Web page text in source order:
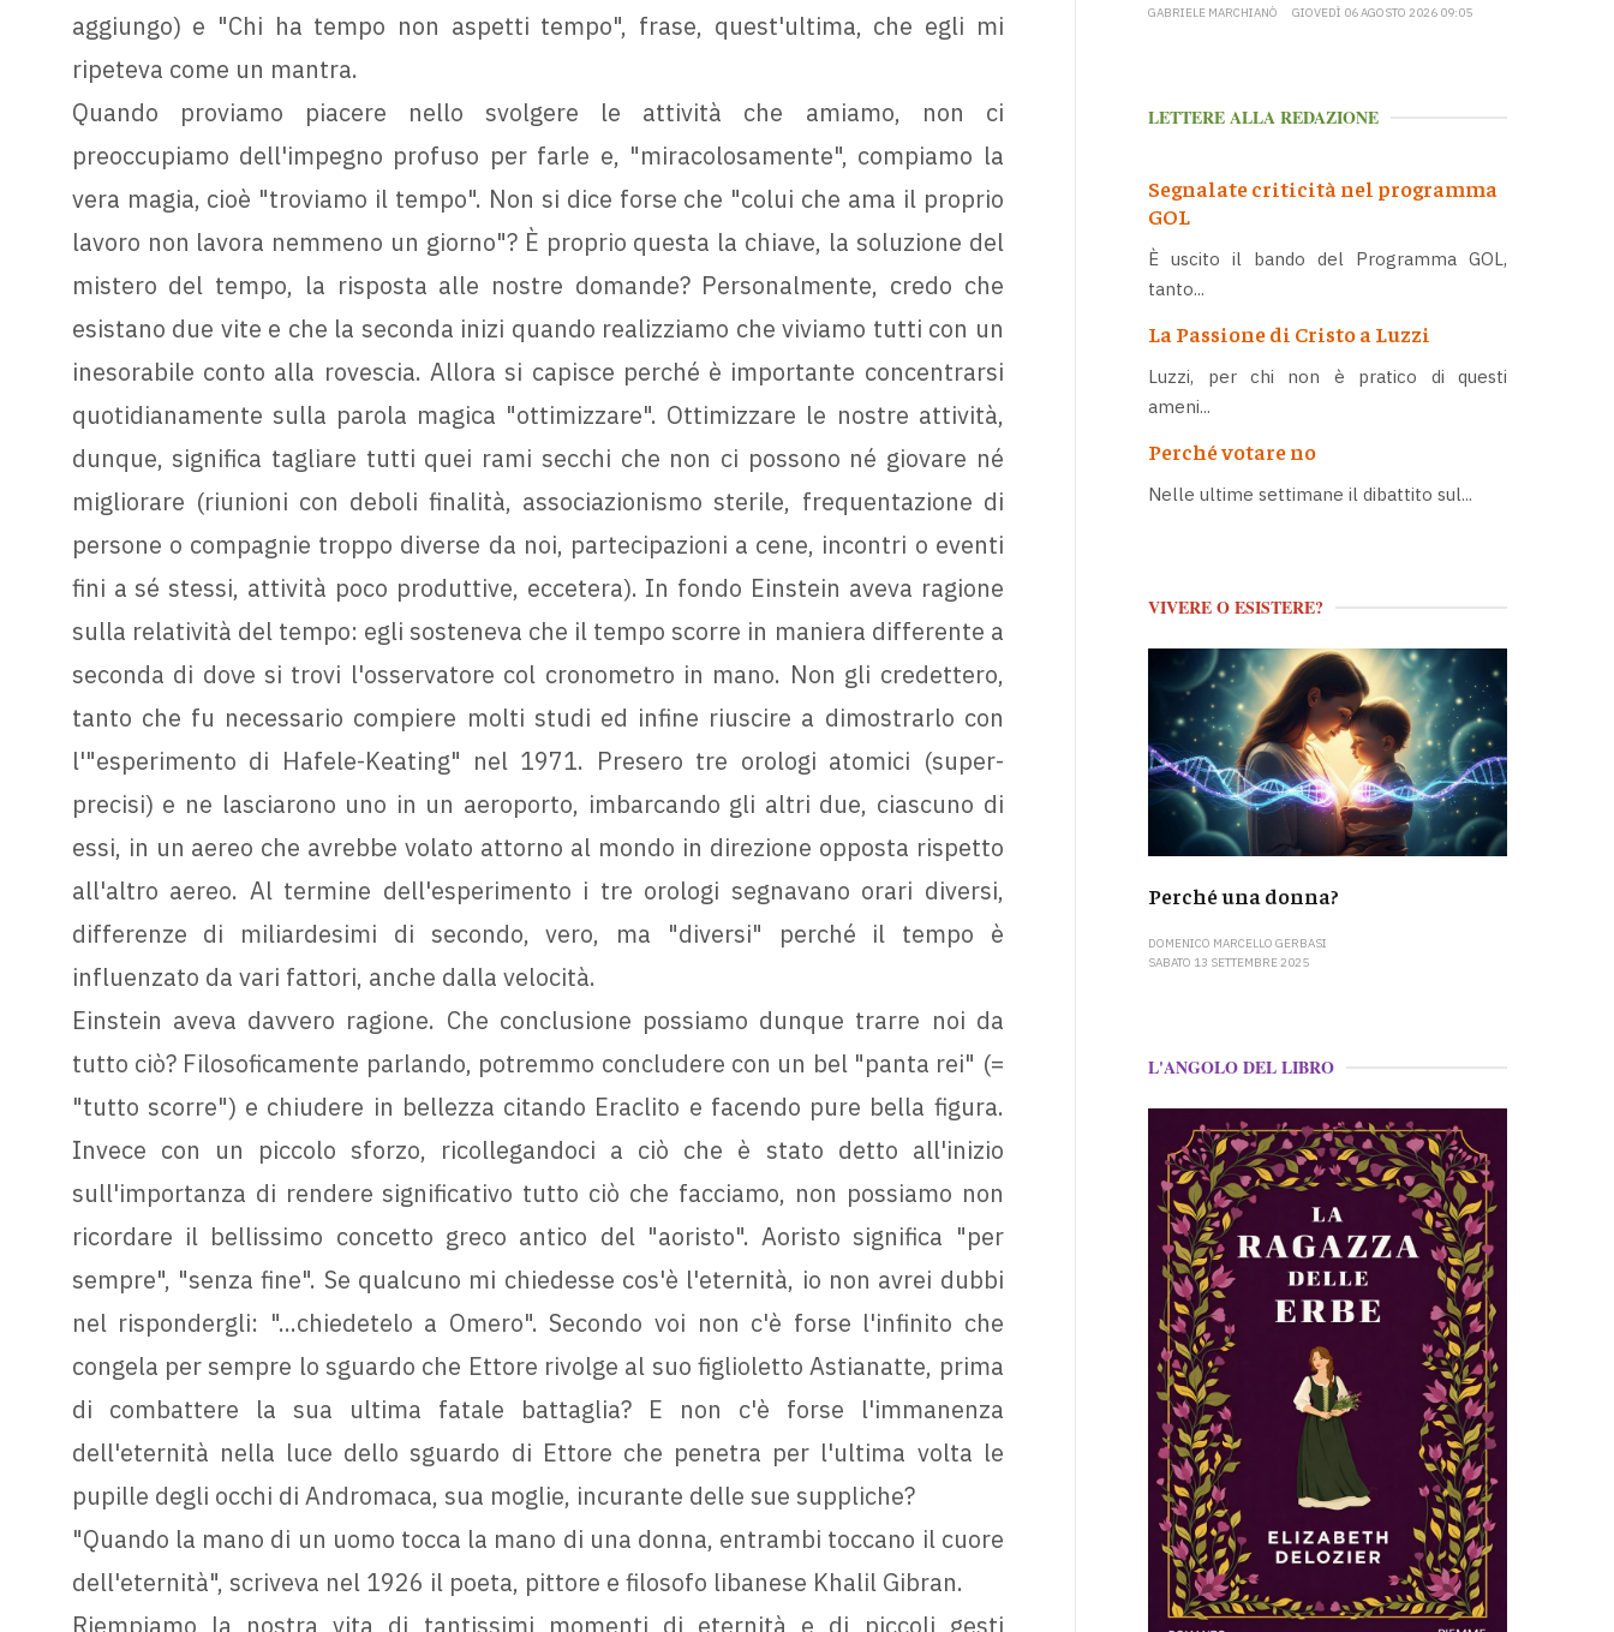
aggiungo) e "Chi ha tempo non aspetti tempo", frase, quest'ultima, che egli mi
ripeteva come un mantra.
Quando proviamo piacere nello svolgere le attività che amiamo, non ci
preoccupiamo dell'impegno profuso per farle e, "miracolosamente", compiamo la
vera magia, cioè "troviamo il tempo". Non si dice forse che "colui che ama il proprio
lavoro non lavora nemmeno un giorno"? È proprio questa la chiave, la soluzione del
mistero del tempo, la risposta alle nostre domande? Personalmente, credo che
esistano due vite e che la seconda inizi quando realizziamo che viviamo tutti con un
inesorabile conto alla rovescia. Allora si capisce perché è importante concentrarsi
quotidianamente sulla parola magica "ottimizzare". Ottimizzare le nostre attività,
dunque, significa tagliare tutti quei rami secchi che non ci possono né giovare né
migliorare (riunioni con deboli finalità, associazionismo sterile, frequentazione di
persone o compagnie troppo diverse da noi, partecipazioni a cene, incontri o eventi
fini a sé stessi, attività poco produttive, eccetera). In fondo Einstein aveva ragione
sulla relatività del tempo: egli sosteneva che il tempo scorre in maniera differente a
seconda di dove si trovi l'osservatore col cronometro in mano. Non gli credettero,
tanto che fu necessario compiere molti studi ed infine riuscire a dimostrarlo con
l'"esperimento di Hafele-Keating" nel 1971. Presero tre orologi atomici (super-
precisi) e ne lasciarono uno in un aeroporto, imbarcando gli altri due, ciascuno di
essi, in un aereo che avrebbe volato attorno al mondo in direzione opposta rispetto
all'altro aereo. Al termine dell'esperimento i tre orologi segnavano orari diversi,
differenze di miliardesimi di secondo, vero, ma "diversi" perché il tempo è
influenzato da vari fattori, anche dalla velocità.
Einstein aveva davvero ragione. Che conclusione possiamo dunque trarre noi da
tutto ciò? Filosoficamente parlando, potremmo concludere con un bel "panta rei" (=
"tutto scorre") e chiudere in bellezza citando Eraclito e facendo pure bella figura.
Invece con un piccolo sforzo, ricollegandoci a ciò che è stato detto all'inizio
sull'importanza di rendere significativo tutto ciò che facciamo, non possiamo non
ricordare il bellissimo concetto greco antico del "aoristo". Aoristo significa "per
sempre", "senza fine". Se qualcuno mi chiedesse cos'è l'eternità, io non avrei dubbi
nel rispondergli: "...chiedetelo a Omero". Secondo voi non c'è forse l'infinito che
congela per sempre lo sguardo che Ettore rivolge al suo figlioletto Astianatte, prima
di combattere la sua ultima fatale battaglia? E non c'è forse l'immanenza
dell'eternità nella luce dello sguardo di Ettore che penetra per l'ultima volta le
pupille degli occhi di Andromaca, sua moglie, incurante delle sue suppliche?
"Quando la mano di un uomo tocca la mano di una donna, entrambi toccano il cuore
dell'eternità", scriveva nel 1926 il poeta, pittore e filosofo libanese Khalil Gibran.
Riempiamo la nostra vita di tantissimi momenti di eternità e di piccoli gesti
GABRIELE MARCHIANÒ GIOVEDÌ 06 AGOSTO 2026 09:05
LETTERE ALLA REDAZIONE
Segnalate criticità nel programma
GOL
È uscito il bando del Programma GOL,
tanto...
La Passione di Cristo a Luzzi
Luzzi, per chi non è pratico di questi
ameni...
Perché votare no
Nelle ultime settimane il dibattito sul...
VIVERE O ESISTERE?
Perché una donna?
DOMENICO MARCELLO GERBASI
SABATO 13 SETTEMBRE 2025
L'ANGOLO DEL LIBRO